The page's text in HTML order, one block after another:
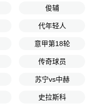
俊辅
代年轻人
意甲第18轮
传奇球员
苏宁vs中赫
史拉斯科